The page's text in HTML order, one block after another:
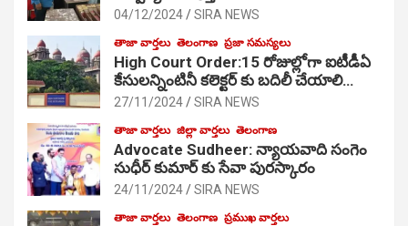
04/12/2024 SIRA NEWS
తాజా వార్తలు తెలంగాణ ప్రజా సమస్యలు
High Court Order:15 రోజుల్లోగా ఐటీడీఏ
కేసులన్నింటినీ కలెక్టర్ కు బదిలీ చేయాలి…
27/11/2024 SIRA NEWS
తాజా వార్తలు జిల్లా వార్తలు తెలంగాణ
Advocate Sudheer: న్యాయవాది సంగెం
సుధీర్ కుమార్ కు సేవా పురస్కారం
24/11/2024 SIRA NEWS
తాజా వార్తలు తెలంగాణ ప్రముఖ వార్తలు